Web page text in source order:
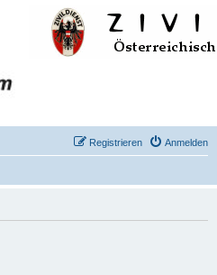
Anmelden
Registrieren